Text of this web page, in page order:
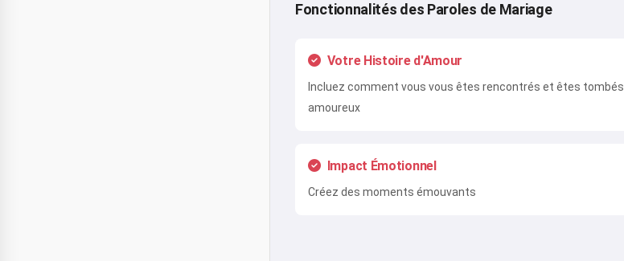
Fonctionnalités des Paroles de Mariage
Votre Histoire d'Amour
Incluez comment vous vous êtes rencontrés et êtes tombés
amoureux
Impact Émotionnel
Créez des moments émouvants